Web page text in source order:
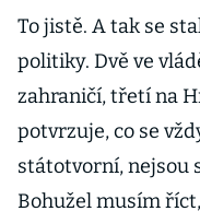
To jistě. A tak se
politiky. Dvě ve
zahraničí, třetí na
potvrzuje, co se
státotvorní, nejsou
Bohužel musím